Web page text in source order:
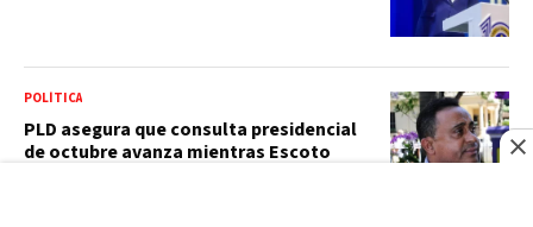
POLÍTICA
PLD asegura que consulta presidencial
de octubre avanza mientras Escoto